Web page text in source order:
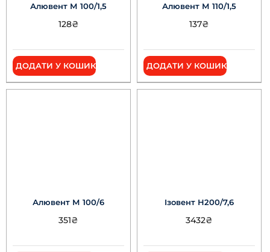
Алювент М 100/1,5
128₴
ДОДАТИ У КОШИК
Алювент М 110/1,5
137₴
ДОДАТИ У КОШИК
Алювент М 100/6
351₴
Ізовент Н200/7,6
3432₴